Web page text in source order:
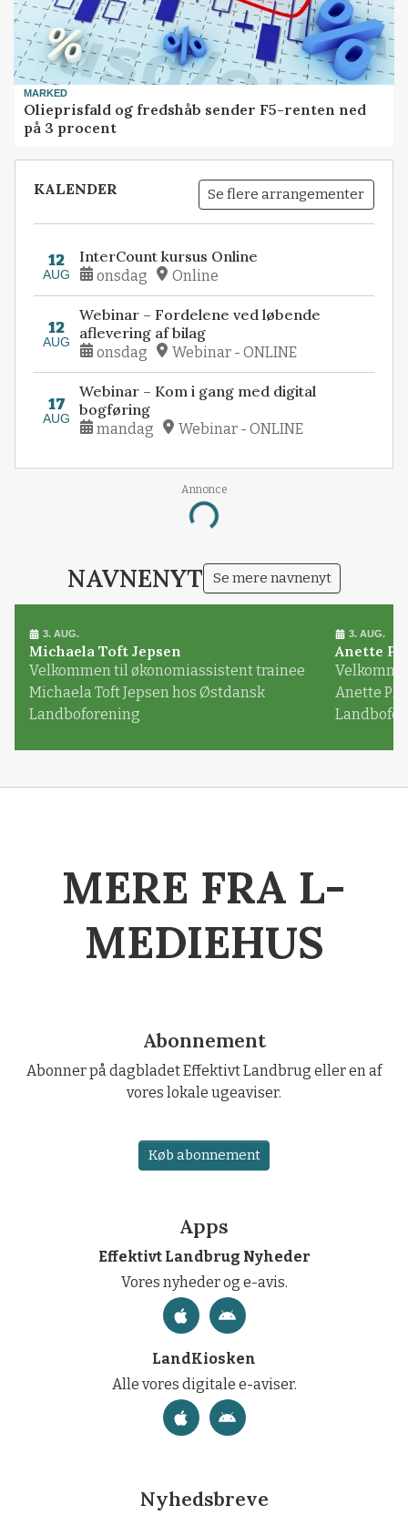
MARKED
Olieprisfald og fredshåb sender F5-renten ned
på 3 procent
KALENDER Se flere arrangementer
12
AUG
InterCount kursus Online
onsdag Online
12
AUG
Webinar – Fordelene ved løbende
aflevering af bilag
onsdag Webinar - ONLINE
17
AUG
Webinar – Kom i gang med digital
bogføring
mandag Webinar - ONLINE
Annonce
Loading...
NAVNENYT Se mere navnenyt
3. AUG.
Michaela Toft Jepsen
Velkommen til økonomiassistent trainee
Michaela Toft Jepsen hos Østdansk
Landboforening
3. AUG.
Anette
Anette
MERE FRA L-
MEDIEHUS
Abonnement
Abonner på dagbladet Effektivt Landbrug eller en af
vores lokale ugeaviser.
Køb abonnement
Apps
Effektivt Landbrug Nyheder
Vores nyheder og e-avis.
LandKiosken
Alle vores digitale e-aviser.
Nyhedsbreve